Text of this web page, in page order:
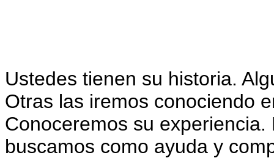
Ustedes tienen su historia.
Otras las iremos conociendo
Conoceremos su
buscamos como ayuda y